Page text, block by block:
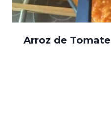
Arroz de Tomate